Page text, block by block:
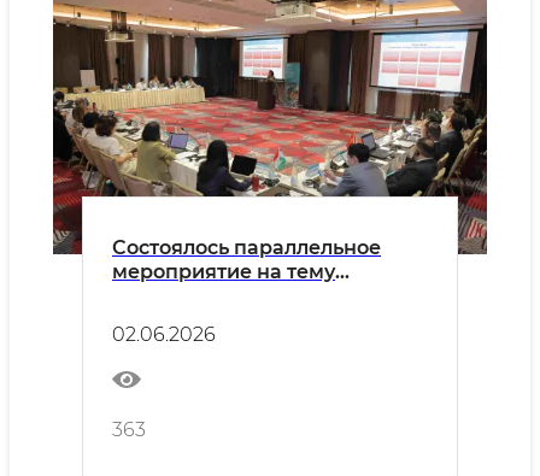
Состоялось параллельное
мероприятие на тему
услуг в нижнем течении
Амударьи и бассейне
Аральского моря»
02.06.2026
363